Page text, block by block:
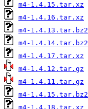
m4-1.4.15.tar.xz
m4-1.4.16.tar.xz
m4-1.4.13.tar.bz2
m4-1.4.14.tar.bz2
m4-1.4.17.tar.xz
m4-1.4.12.tar.gz
m4-1.4.11.tar.gz
m4-1.4.15.tar.bz2
m4-1.4.18.tar.xz